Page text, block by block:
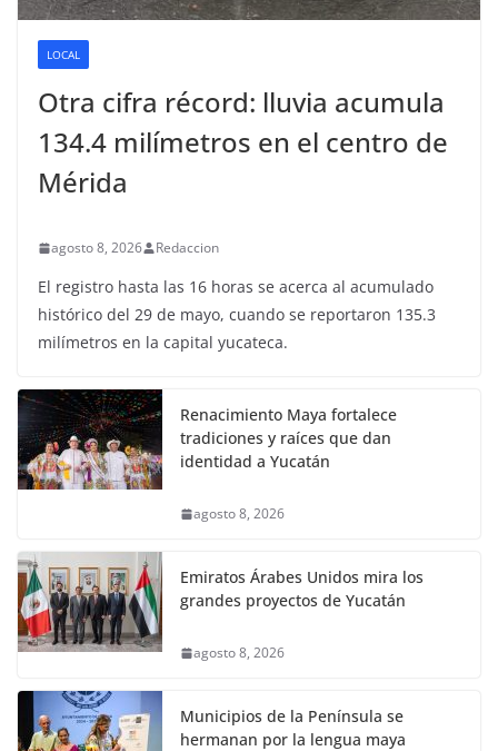
LOCAL
Otra cifra récord: lluvia acumula
134.4 milímetros en el centro de
Mérida
agosto 8, 2026 Redaccion
El registro hasta las 16 horas se acerca al acumulado
histórico del 29 de mayo, cuando se reportaron 135.3
milímetros en la capital yucateca.
Renacimiento Maya fortalece
tradiciones y raíces que dan
identidad a Yucatán
agosto 8, 2026
Emiratos Árabes Unidos mira los
grandes proyectos de Yucatán
agosto 8, 2026
Municipios de la Península se
hermanan por la lengua maya